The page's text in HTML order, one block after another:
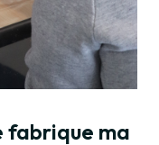
fabrique ma